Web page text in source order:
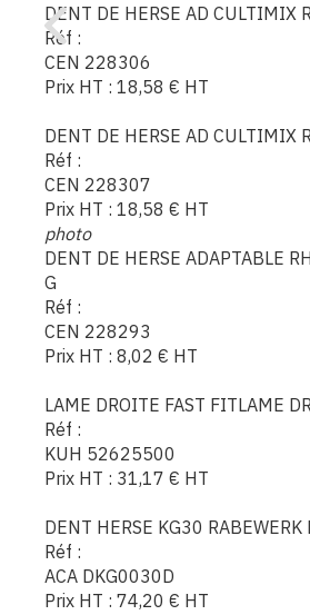
DENT DE HERSE AD CULTIMIX
Réf :
CEN 228306
Prix HT : 18,58 € HT
DENT DE HERSE AD CULTIMIX
Réf :
CEN 228307
Prix HT : 18,58 € HT
photo
DENT DE HERSE ADAPTABLE
G
Réf :
CEN 228293
Prix HT : 8,02 € HT
LAME DROITE FAST FITLAME
Réf :
KUH 52625500
Prix HT : 31,17 € HT
DENT HERSE KG30 RABEWERK
Réf :
ACA DKG0030D
Prix HT : 74,20 € HT